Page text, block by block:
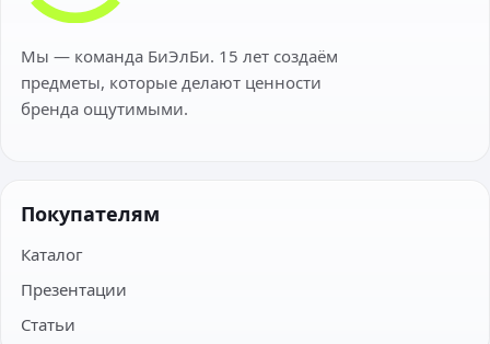
Мы — команда БиЭлБи. 15 лет создаём
предметы, которые делают ценности
бренда ощутимыми.
Покупателям
Каталог
Презентации
Статьи